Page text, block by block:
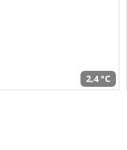
2,4 °C